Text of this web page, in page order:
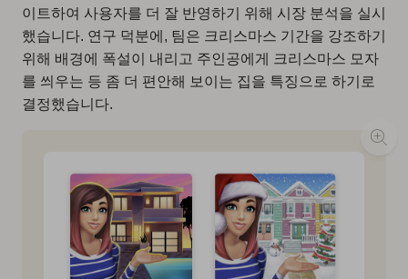
이트하여 사용자를 더 잘 반영하기 위해 시장 분석을 실시
했습니다. 연구 덕분에, 팀은 크리스마스 기간을 강조하기
위해 배경에 폭설이 내리고 주인공에게 크리스마스 모자
를 씌우는 등 좀 더 편안해 보이는 집을 특징으로 하기로
결정했습니다.